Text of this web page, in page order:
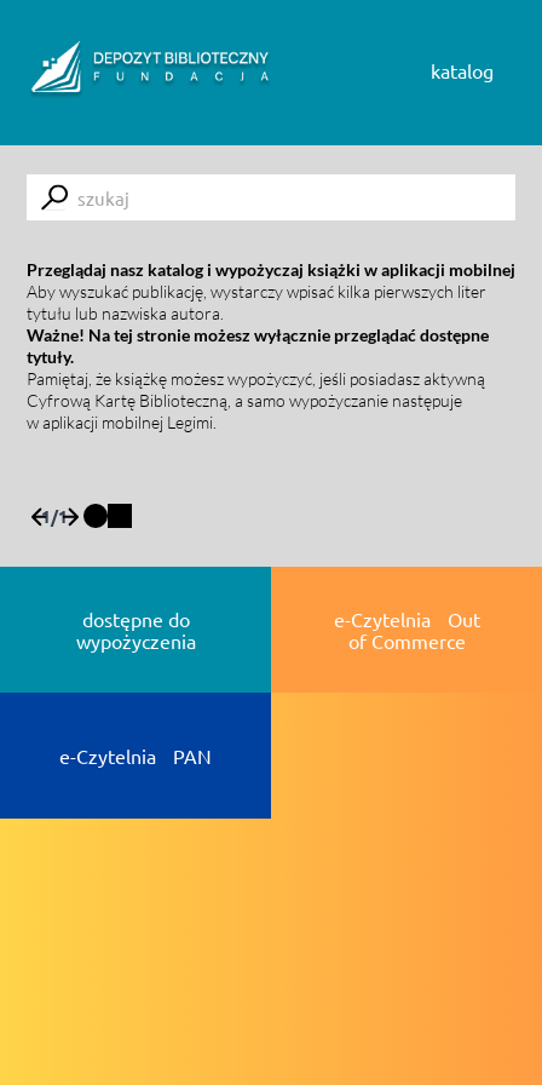
katalog
Submit
Przeglądaj nasz katalog i wypożyczaj książki w aplikacji mobilnej
Aby wyszukać publikację, wystarczy wpisać kilka pierwszych liter
tytułu lub nazwiska autora.
Ważne! Na tej stronie możesz wyłącznie przeglądać dostępne
tytuły.
Pamiętaj, że książkę możesz wypożyczyć, jeśli posiadasz aktywną
Cyfrową Kartę Biblioteczną, a samo wypożyczanie następuje
w aplikacji mobilnej Legimi.
1/1
dostępne do
wypożyczenia
e-Czytelnia Out
of Commerce
e-Czytelnia PAN